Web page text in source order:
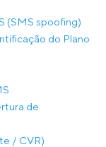
(SMS spoofing)
do Plano
de
/ CVR)